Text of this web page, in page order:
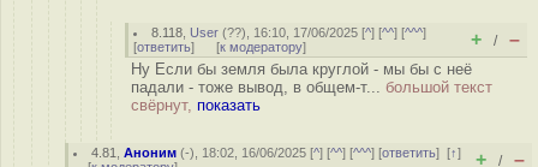
8.118 User (??), 16:10, 17/06/2025 [^] [^^] [^^^]
[ответить] [к модератору] + / –
Ну Если бы земля была круглой - мы бы с неё
падали - тоже вывод, в общем-т... большой текст
свёрнут, показать
4.81 ,Аноним (-), 18:02, 16/06/2025 [^] [^^] [^^^] [ответить][↑]
+ / –